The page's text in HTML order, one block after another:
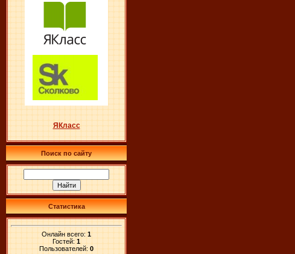
ЯКласс
Поиск по сайту
Статистика
Онлайн всего: 1
Гостей: 1
Пользователей: 0